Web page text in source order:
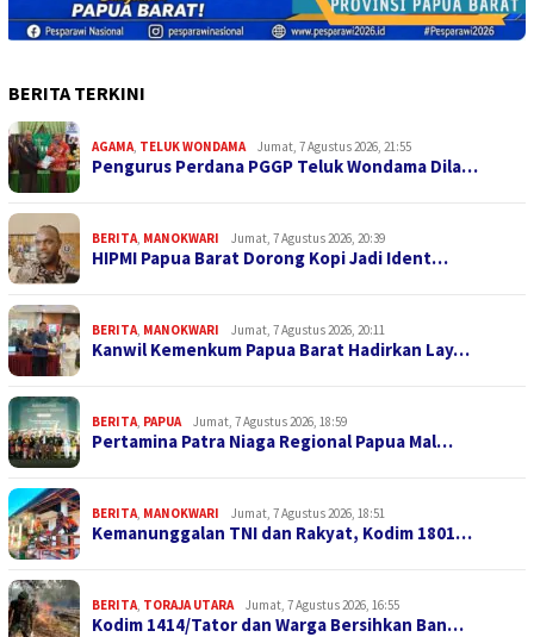
BERITA TERKINI
AGAMA TELUK WONDAMA Jumat, 7 Agustus 2026, 21:55
Pengurus Perdana PGGP Teluk Wondama Dila…
BERITA MANOKWARI Jumat, 7 Agustus 2026, 20:39
HIPMI Papua Barat Dorong Kopi Jadi Ident…
BERITA MANOKWARI Jumat, 7 Agustus 2026, 20:11
Kanwil Kemenkum Papua Barat Hadirkan Lay…
BERITA PAPUA Jumat, 7 Agustus 2026, 18:59
Pertamina Patra Niaga Regional Papua Mal…
BERITA MANOKWARI Jumat, 7 Agustus 2026, 18:51
Kemanunggalan TNI dan Rakyat, Kodim 1801…
BERITA TORAJA UTARA Jumat, 7 Agustus 2026, 16:55
Kodim 1414/Tator dan Warga Bersihkan Ban…